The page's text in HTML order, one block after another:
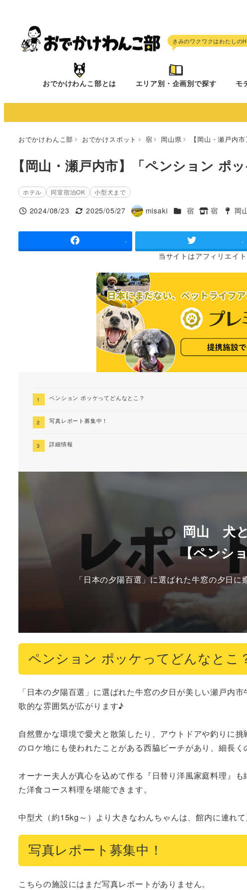
へ
おでかけわんこ部とは エリア別・企画別で探す モ
おでかけわんこ部 おでかけスポット 宿 岡山県 【岡山・瀬戸内
【岡山・瀬戸内市】「ペンション ポッ
ホテル 同室宿泊OK 小型犬まで
投稿日
2024/08/23
更新日
2025/05/27
著
misaki 施設ジャンル
宿
タグ
宿
タグ
岡
- -
当サイトはアフィリエイ
ペンション ポッケってどんなとこ？
写真レポート募集中！
詳細情報
岡山 犬
【ペンシ
「日本の夕陽百選」に選ばれた牛窓の夕日
ペンション ポッケってどんなとこ
「日本の夕陽百選」に選ばれた牛窓の夕日が美しい瀬戸内
歌的な雰囲気が広がります♪
自然豊かな環境で愛犬と散策したり、アウトドアや釣りに
のロケ地にも使われたことがある西脇ビーチがあり、細長
オーナー夫人が真心を込めて作る『日替り洋風家庭料理』
た洋食コース料理を堪能できます。
中型犬（約15kg～）より大きなわんちゃんは、館内に連れ
写真レポート募集中！
こちらの施設にはまだ写真レポートがありません。